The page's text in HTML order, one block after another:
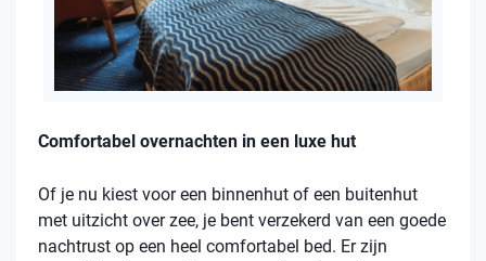
Comfortabel overnachten in een luxe hut
Of je nu kiest voor een binnenhut of een buitenhut
met uitzicht over zee, je bent verzekerd van een goede
nachtrust op een heel comfortabel bed. Er zijn